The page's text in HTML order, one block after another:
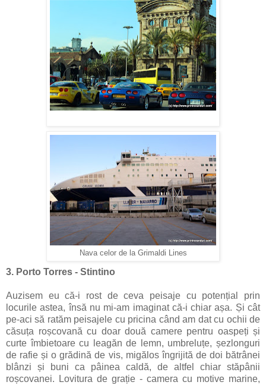
Nava celor de la Grimaldi Lines
3. Porto Torres - Stintino
Auzisem eu că-i rost de ceva peisaje cu potențial prin
locurile astea, însă nu mi-am imaginat că-i chiar așa. Și cât
pe-aci să ratăm peisajele cu pricina când am dat cu ochii de
căsuța roșcovană cu doar două camere pentru oaspeți și
curte îmbietoare cu leagăn de lemn, umbreluțe, șezlonguri
de rafie și o grădină de vis, migălos îngrijită de doi bătrânei
blânzi și buni ca pâinea caldă, de altfel chiar stăpânii
roșcovanei. Lovitura de grație - camera cu motive marine,